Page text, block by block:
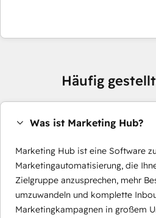
Häufig
Was ist Marketing Hub?
Marketing Hub ist eine Software
Marketingautomatisierung, die
Zielgruppe anzusprechen, mehr
umzuwandeln und komplette
Marketingkampagnen in großem